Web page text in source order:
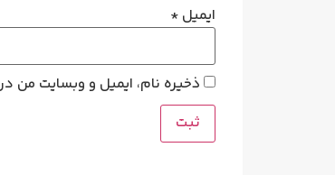
ایمیل *
ذخیره نام، ایمیل و وبسایت من